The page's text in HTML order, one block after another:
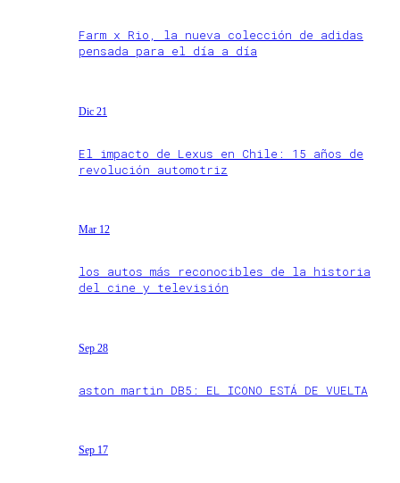
Farm x Rio, la nueva colección de adidas
pensada para el día a día
Dic 21
El impacto de Lexus en Chile: 15 años de
revolución automotriz
Mar 12
los autos más reconocibles de la historia
del cine y televisión
Sep 28
aston martin DB5: EL ICONO ESTÁ DE VUELTA
Sep 17